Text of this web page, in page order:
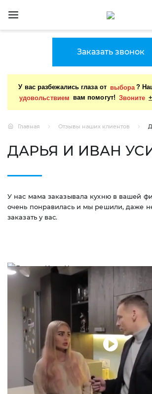
Заказать звонок
У вас разбежались глаза от выбора ?
удовольствием вам помогут! Звоните
Главная Отзывы наших клиентов
ДАРЬЯ И ИВАН
У нас мама заказывала кухню в вашей
очень понравилась и мы решили, даже
заказать у вас.